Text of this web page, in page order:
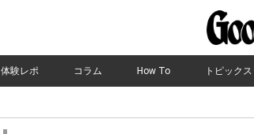
体験レポ コラム How To トピックス